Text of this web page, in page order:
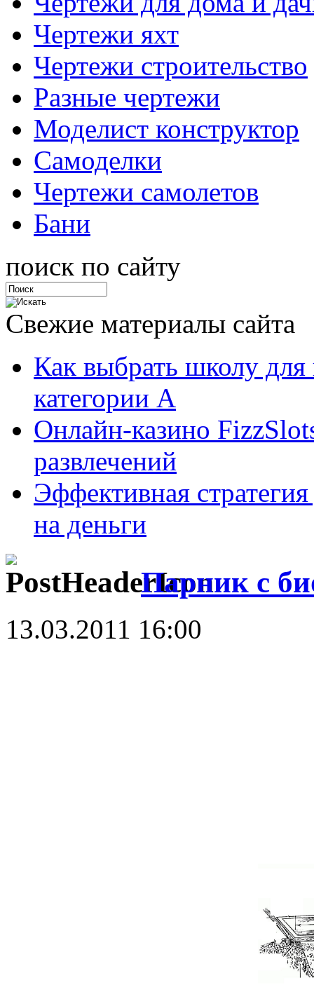
Чертежи яхт
Чертежи строительство
Разные чертежи
Моделист конструктор
Самоделки
Чертежи самолетов
Бани
поиск по сайту
Свежие материалы сайта
Как выбрать школу для
категории А
Онлайн-казино
развлечений
Эффективная
на деньги
Парник с
13.03.2011 16:00